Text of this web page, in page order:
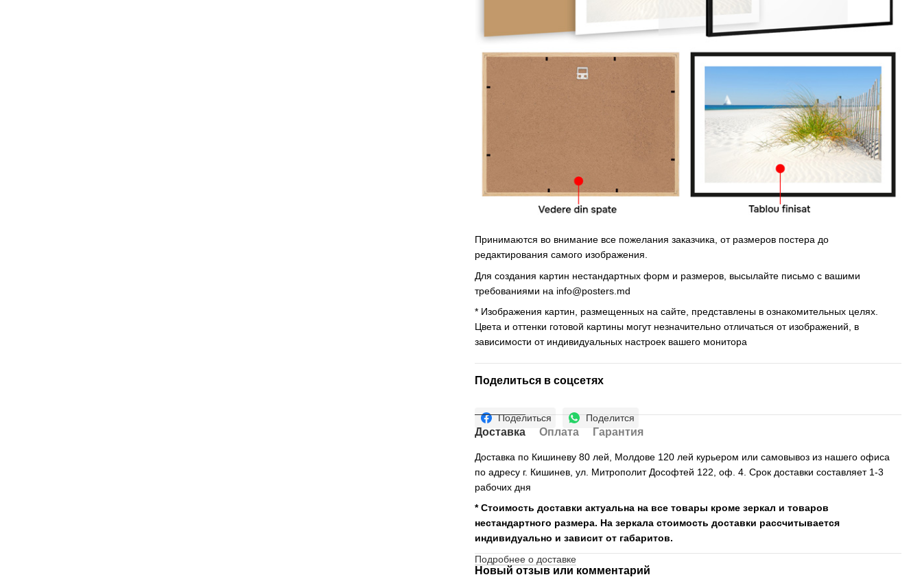
Принимаются во внимание все пожелания заказчика, от размеров постера до
редактирования самого изображения.
Для создания картин нестандартных форм и размеров, высылайте письмо c вашими
требованиями на info@posters.md
* Изображения картин, размещенных на сайте, представлены в ознакомительных целях.
Цвета и оттенки готовой картины могут незначительно отличаться от изображений, в
зависимости от индивидуальных настроек вашего монитора
Поделиться в соцсетях
Поделиться Поделится
Доставка Оплата Гарантия
Доставка по Кишиневу 80 лей, Молдове 120 лей курьером или самовывоз из нашего офиса
по адресу г. Кишинев, ул. Митрополит Дософтей 122, оф. 4. Срок доставки составляет 1-3
рабочих дня
* Стоимость доставки актуальна на все товары кроме зеркал и товаров
нестандартного размера. На зеркала стоимость доставки рассчитывается
индивидуально и зависит от габаритов.
Подробнее о доставке
Новый отзыв или комментарий